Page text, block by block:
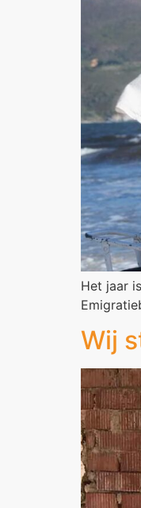
Het jaar
Wij